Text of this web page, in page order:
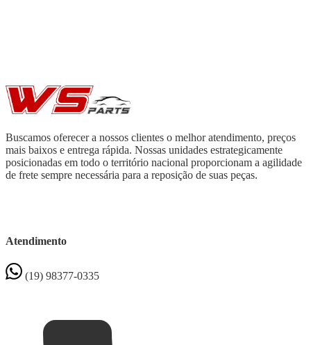
Buscamos oferecer a nossos clientes o melhor atendimento, preços
mais baixos e entrega rápida. Nossas unidades estrategicamente
posicionadas em todo o território nacional proporcionam a agilidade
de frete sempre necessária para a reposição de suas peças.
Atendimento
(19) 98377-0335